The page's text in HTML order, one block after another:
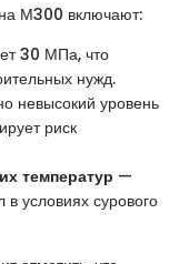
М300 включают:
30 МПа, что
нужд.
невысокий уровень
риск
температур —
в условиях сурового